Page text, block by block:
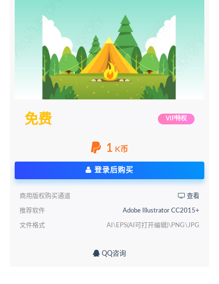
免费 VIP特权
1 K币
登录后购买
商用版权购买通道 查看
推荐软件 Adobe Illustrator CC2015+
文件格式 AI\EPS(AI可打开编辑)\PNG\JPG
QQ咨询